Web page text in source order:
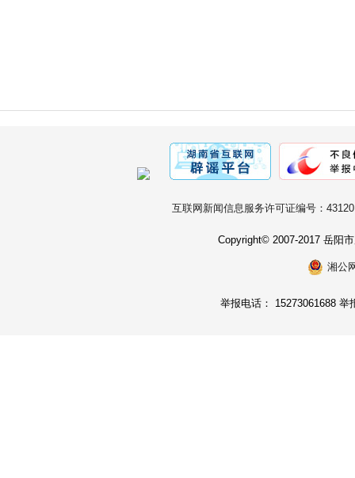
互联网新闻信息服务许可证编号：
Copyright© 2007-2017 岳阳
湘公
举报电话： 15273061688